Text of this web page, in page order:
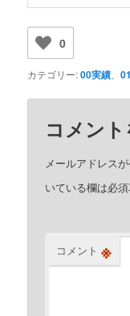
0
カテゴリー:00実績 、
コメン
メールアドレス
いている欄は必
コメント ※